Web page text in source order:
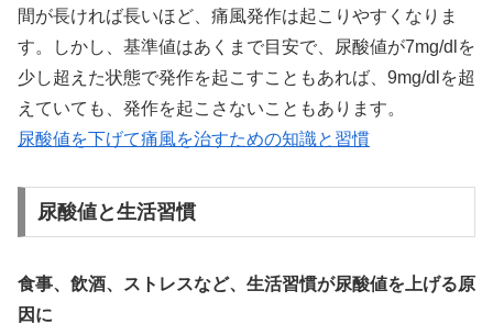
間が長ければ長いほど、痛風発作は起こりやすくなりま
す。しかし、基準値はあくまで目安で、尿酸値が7mg/dlを
少し超えた状態で発作を起こすこともあれば、9mg/dlを超
えていても、発作を起こさないこともあります。
尿酸値を下げて痛風を治すための知識と習慣
尿酸値と生活習慣
食事、飲酒、ストレスなど、生活習慣が尿酸値を上げる原
因に